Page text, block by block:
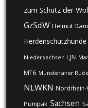
zum Schutz der
GzSdW Helmut
Herdenschutzhunde
Niedersachsen LJN
MT6 Munsteraner
NLWKN Nordrhein-
Pumpak Sachsen